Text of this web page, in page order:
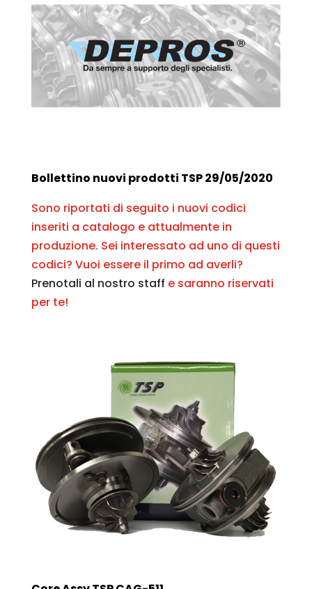
Bollettino nuovi prodotti TSP 29/05/2020
Sono riportati di seguito i nuovi codici
inseriti a catalogo e attualmente in
produzione. Sei interessato ad uno di questi
codici? Vuoi essere il primo ad averli?
Prenotali al nostro staff e saranno riservati
per te!